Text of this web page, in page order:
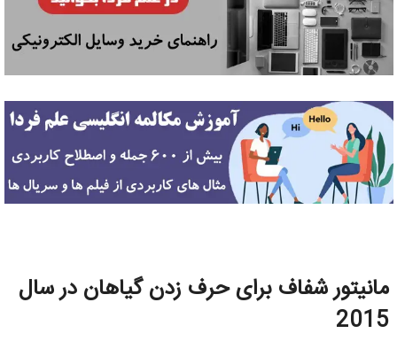
مانیتور شفاف برای حرف زدن گیاهان در سال
2015